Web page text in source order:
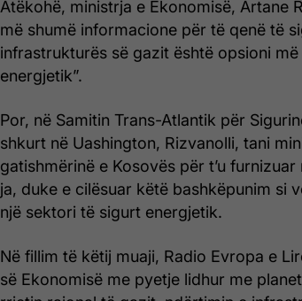
Atëkohë, ministrja e Ekonomisë, Artane
më shumë informacione për të qenë të
infrastrukturës së gazit është opsioni
energjetik”.
Por, në Samitin Trans-Atlantik për
shkurt në Uashington, Rizvanolli, tani
gatishmërinë e Kosovës për t’u
ja, duke e cilësuar këtë bashkëpunim si
një sektori të sigurt energjetik.
Në fillim të këtij muaji, Radio Evropa e
së Ekonomisë me pyetje lidhur me